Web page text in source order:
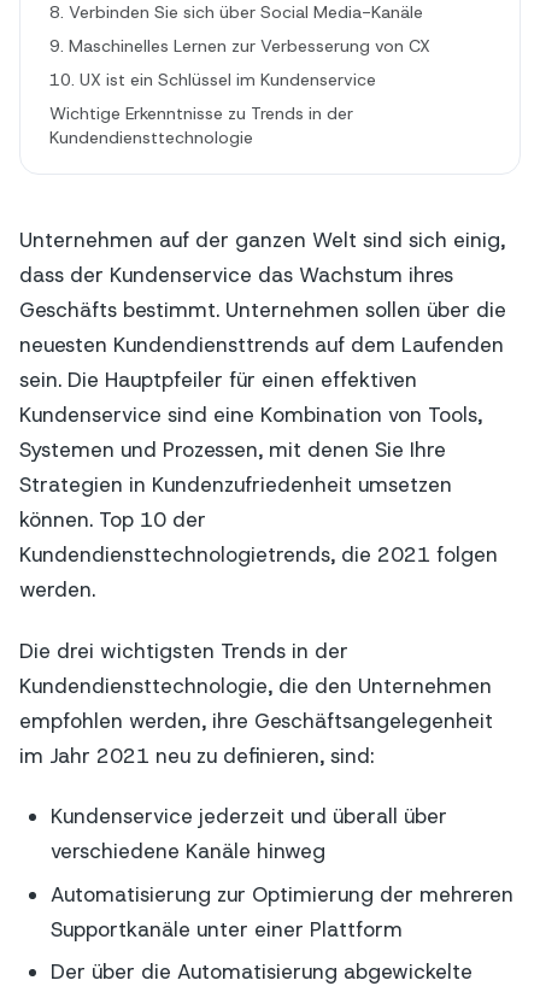
8. Verbinden Sie sich über Social Media-Kanäle
9. Maschinelles Lernen zur Verbesserung von CX
10. UX ist ein Schlüssel im Kundenservice
Wichtige Erkenntnisse zu Trends in der
Kundendiensttechnologie
Unternehmen auf der ganzen Welt sind sich einig,
dass der Kundenservice das Wachstum ihres
Geschäfts bestimmt. Unternehmen sollen über die
neuesten Kundendiensttrends auf dem Laufenden
sein. Die Hauptpfeiler für einen effektiven
Kundenservice sind eine Kombination von Tools,
Systemen und Prozessen, mit denen Sie Ihre
Strategien in Kundenzufriedenheit umsetzen
können. Top 10 der
Kundendiensttechnologietrends, die 2021 folgen
werden.
Die drei wichtigsten Trends in der
Kundendiensttechnologie, die den Unternehmen
empfohlen werden, ihre Geschäftsangelegenheit
im Jahr 2021 neu zu definieren, sind:
Kundenservice jederzeit und überall über
verschiedene Kanäle hinweg
Automatisierung zur Optimierung der mehreren
Supportkanäle unter einer Plattform
Der über die Automatisierung abgewickelte